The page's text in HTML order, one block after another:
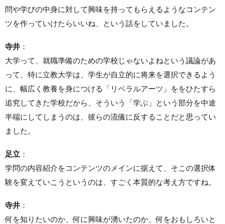
問や学びの中身に対して興味を持ってもらえるようなコンテン
ツを作っていけたらいいね、という話をしていました。
寺井 ：
大学って、就職準備のための学校じゃないよねという議論があ
って、特に立教大学は、学生が自立的に将来を選択できるよう
に、幅広く教養を身につける「リベラルアーツ」ををひたすら
追究してきた学校だから、そういう「学ぶ」という部分を中途
半端にしてしまうのは、彼らの流儀に反することだと思ってい
ました。
足立 ：
学問の内容紹介をコンテンツのメインに据えて、そこの選択体
験を変えていこうというのは、すごく本質的な考え方ですね。
寺井 ：
何を知りたいのか、何に興味が湧いたのか、何をおもしろいと